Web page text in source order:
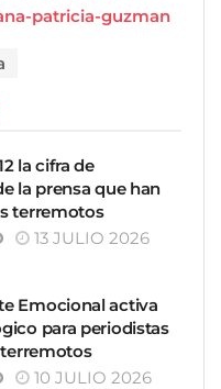
patricia-guzman
la cifra de
la prensa que han
terremotos
13 JULIO 2026
Emocional activa
para periodistas
10 JULIO 2026